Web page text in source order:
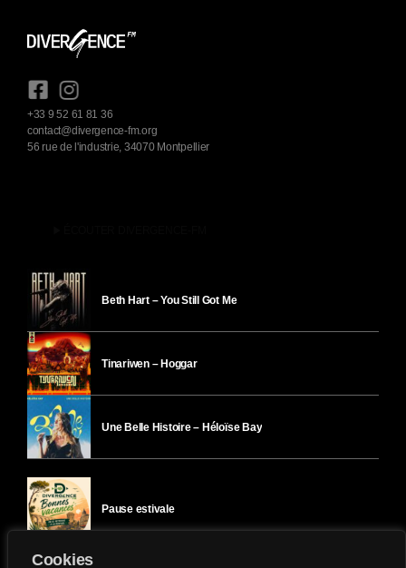
Cookies
+33 9 52 61 81 36
contact@divergence-fm.org
56 rue de l'industrie, 34070 Montpellier
Beth Hart – You Still Got Me
Tinariwen – Hoggar
Une Belle Histoire – Héloïse Bay
Pause estivale